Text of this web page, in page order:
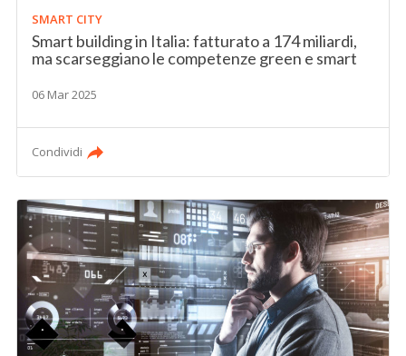
SMART CITY
Smart building in Italia: fatturato a 174 miliardi,
ma scarseggiano le competenze green e smart
06 Mar 2025
Condividi